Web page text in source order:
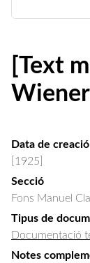
[Text
Data de creació
[1925]
Secció
Fons Manuel
Tipus de
Documentació
Notes